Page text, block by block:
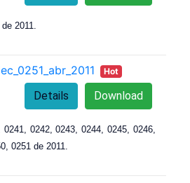
2011.
Hot
Download
Details
0241, 0242, 0243, 0244, 0245, 0246,
0251 de 2011.